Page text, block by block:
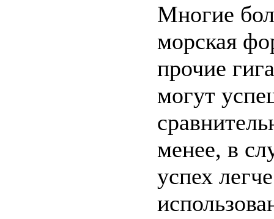
Многие
морская
прочие
могут
менее, в
успех